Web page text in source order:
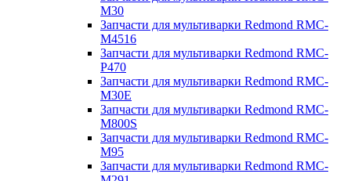
M30
Запчасти для мультиварки Redmond RMC-
M4516
Запчасти для мультиварки Redmond RMC-
P470
Запчасти для мультиварки Redmond RMC-
M30E
Запчасти для мультиварки Redmond RMC-
M800S
Запчасти для мультиварки Redmond RMC-
M95
Запчасти для мультиварки Redmond RMC-